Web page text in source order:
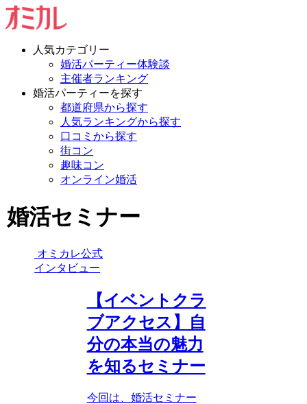
人気カテゴリー
婚活パーティー体験談
主催者ランキング
婚活パーティーを探す
都道府県から探す
人気ランキングから探す
口コミから探す
街コン
趣味コン
オンライン婚活
婚活セミナー
オミカレ公式
インタビュー
【イベントクラ
ブアクセス】自
分の本当の魅力
を知るセミナー
今回は、婚活セミナー